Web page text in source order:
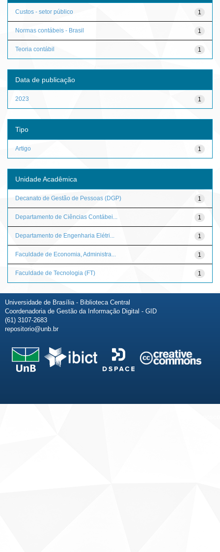
1
Custos - setor público
1
Normas contábeis - Brasil
1
Teoria contábil
Data de publicação
1
2023
Tipo
1
Artigo
Unidade Acadêmica
1
Decanato de Gestão de Pessoas (DGP)
1
Departamento de Ciências Contábei...
1
Departamento de Engenharia Elétri...
1
Faculdade de Economia, Administra...
1
Faculdade de Tecnologia (FT)
Universidade de Brasília - Biblioteca Central
Coordenadoria de Gestão da Informação Digital - GID
(61) 3107-2683
repositorio@unb.br